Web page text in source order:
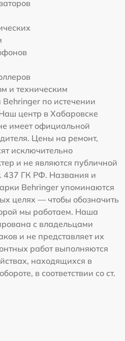
и техническим
по истечении
центр в Хабаровске
имеет официальной
Цены на ремонт,
исключительно
и не являются публичной
437 ГК РФ. Названия и
Behringer упоминаются
целях — чтобы обозначить
мы работаем. Наша
с владельцами
и не представляет их
работ выполняются
находящихся в
в соответствии со ст.